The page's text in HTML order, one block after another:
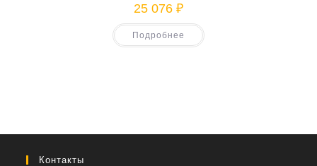
25 076 ₽
Подробнее
Контакты